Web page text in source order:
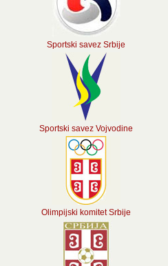
Sportski savez Srbije
Sportski savez Vojvodine
Olimpijski komitet Srbije